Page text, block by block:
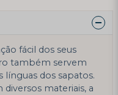
fácil dos seus
também servem
dos sapatos.
materiais, a